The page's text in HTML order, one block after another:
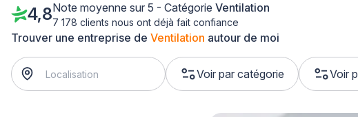
Trouver une entreprise de Ventilation autour de moi
Voir par catégorie Voir
4,8Note moyenne sur 5 - Catégorie Ventilation
7 178 clients nous ont déjà fait confiance